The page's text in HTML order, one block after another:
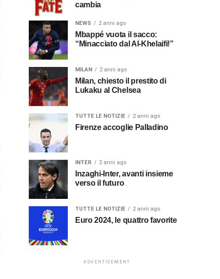
cambia
NEWS 2 anni ago
Mbappé vuota il sacco:
“Minacciato dal Al-Khelaifi!”
MILAN 2 anni ago
Milan, chiesto il prestito di
Lukaku al Chelsea
TUTTE LE NOTIZIE 2 anni ago
Firenze accoglie Palladino
INTER 2 anni ago
Inzaghi-Inter, avanti insieme
verso il futuro
TUTTE LE NOTIZIE 2 anni ago
Euro 2024, le quattro favorite
ADVERTISEMENT